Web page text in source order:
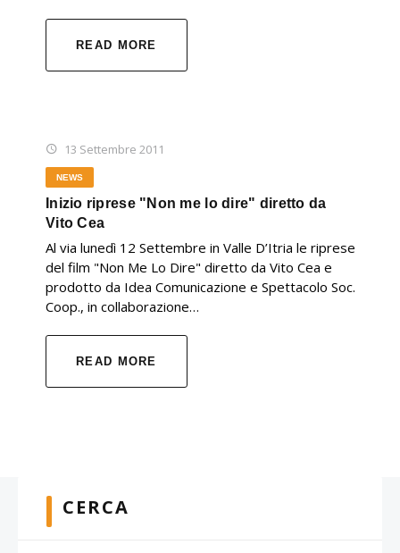
READ MORE
13 Settembre 2011
NEWS
Inizio riprese "Non me lo dire" diretto da
Vito Cea
Al via lunedì 12 Settembre in Valle D’Itria le riprese
del film "Non Me Lo Dire" diretto da Vito Cea e
prodotto da Idea Comunicazione e Spettacolo Soc.
Coop., in collaborazione…
READ MORE
CERCA